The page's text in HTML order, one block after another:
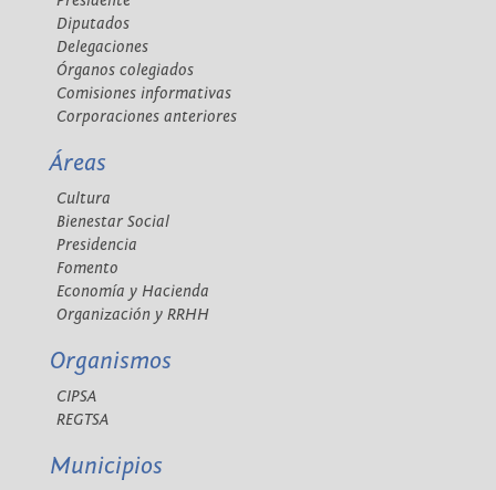
Diputados
Delegaciones
Órganos colegiados
Comisiones informativas
Corporaciones anteriores
Áreas
Cultura
Bienestar Social
Presidencia
Fomento
Economía y Hacienda
Organización y RRHH
Organismos
CIPSA
REGTSA
Municipios